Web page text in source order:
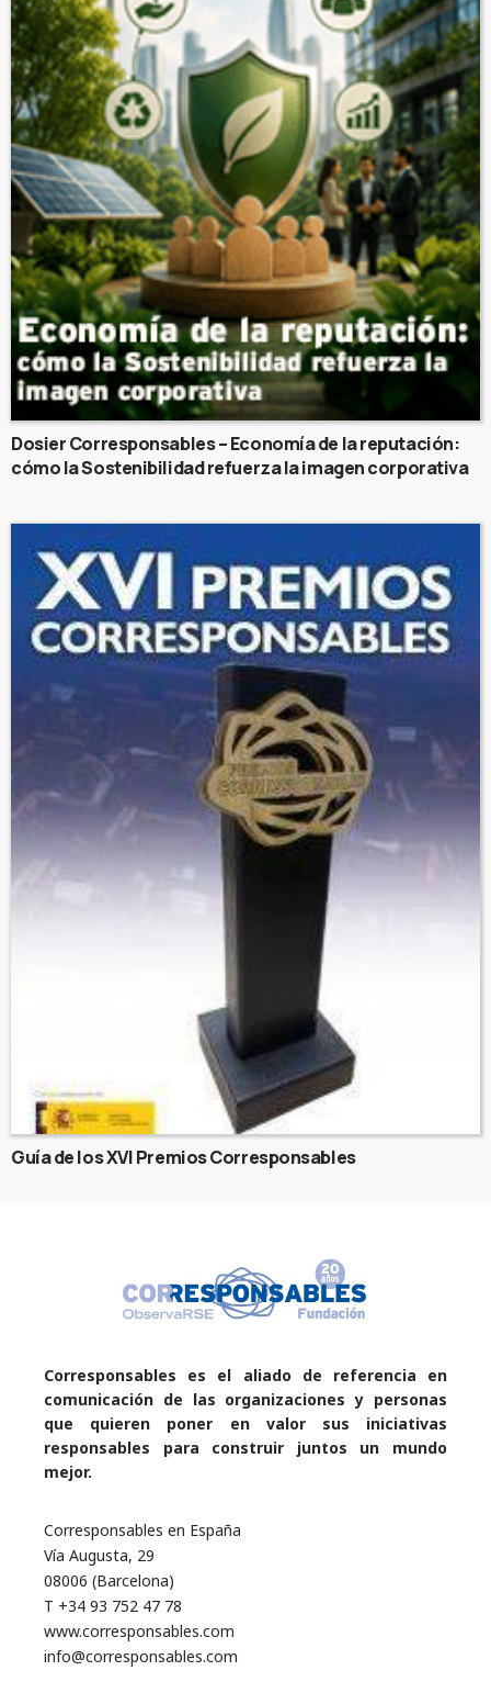
Dosier Corresponsables – Economía de la reputación:
cómo la Sostenibilidad refuerza la imagen corporativa
Guía de los XVI Premios Corresponsables
Corresponsables es el aliado de referencia en
comunicación de las organizaciones y personas
que quieren poner en valor sus iniciativas
responsables para construir juntos un mundo
mejor.
Corresponsables en España
Vía Augusta, 29
08006 (Barcelona)
T +34 93 752 47 78
www.corresponsables.com
info@corresponsables.com